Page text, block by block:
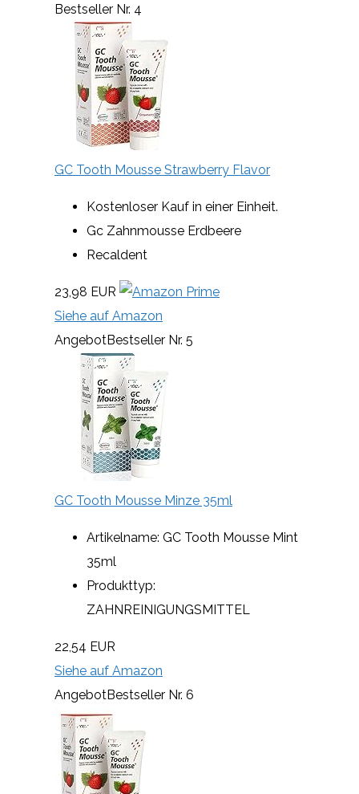
Bestseller Nr. 4
GC Tooth Mousse Strawberry Flavor
Kostenloser Kauf in einer Einheit.
Gc Zahnmousse Erdbeere
Recaldent
23,98 EUR
Siehe auf Amazon
AngebotBestseller Nr. 5
GC Tooth Mousse Minze 35ml
Artikelname: GC Tooth Mousse Mint
35ml
Produkttyp:
ZAHNREINIGUNGSMITTEL
22,54 EUR
Siehe auf Amazon
AngebotBestseller Nr. 6